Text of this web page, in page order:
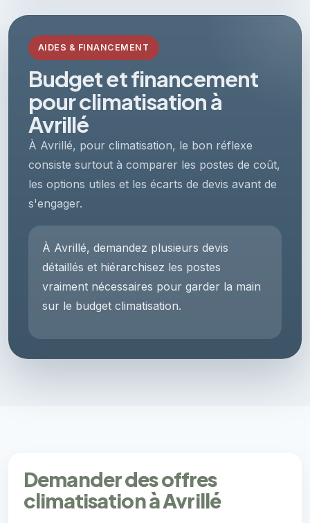
AIDES & FINANCEMENT
Budget et financement
pour climatisation à
Avrillé
À Avrillé, pour climatisation, le bon réflexe
consiste surtout à comparer les postes de coût,
les options utiles et les écarts de devis avant de
s'engager.
À Avrillé, demandez plusieurs devis
détaillés et hiérarchisez les postes
vraiment nécessaires pour garder la main
sur le budget climatisation.
Demander des offres
climatisation à Avrillé